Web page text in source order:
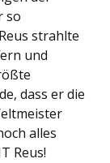
so
strahlte
und
dass er die
alles
Reus!